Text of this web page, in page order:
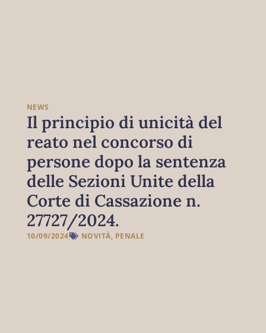
NEWS
Il principio di unicità del
reato nel concorso di
persone dopo la sentenza
delle Sezioni Unite della
Corte di Cassazione n.
27727/2024.
10/09/2024 NOVITÀ, PENALE